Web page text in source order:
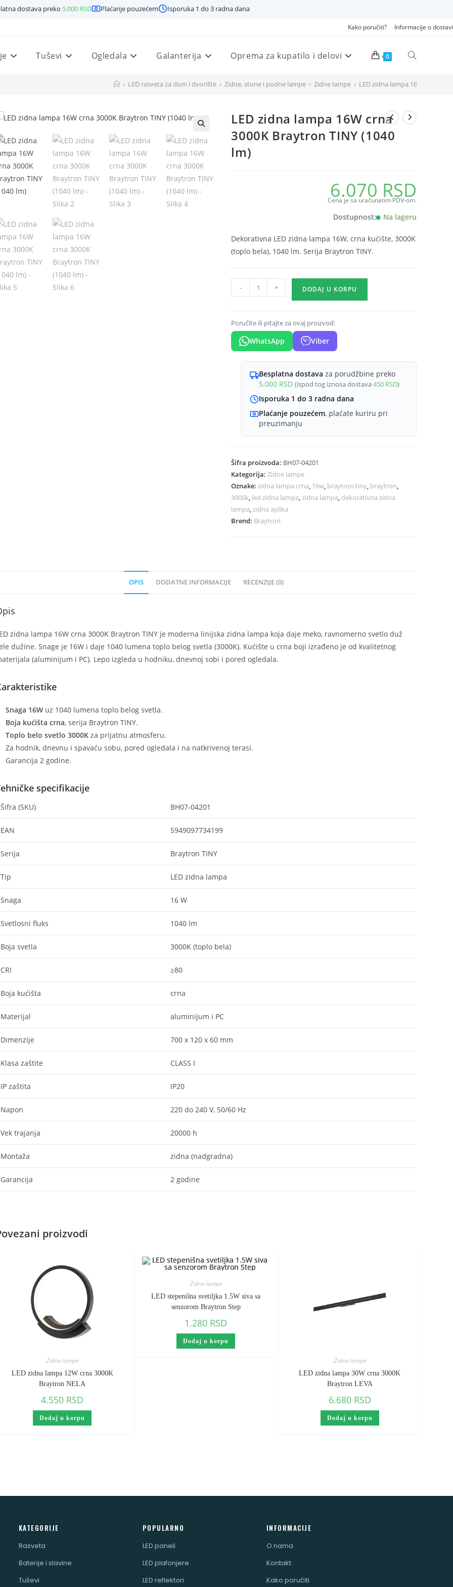
dostava preko 5.000 RSD Plaćanje pouzećem Isporuka 1 do 3 radna dana
Kako poručiti? Informacije o dostavi
Tuševi Ogledala Galanterija Oprema za kupatilo i delovi 0 Pretraži
› LED rasveta za dom i dvorište › Zidne, stone i podne lampe › Zidne lampe › LED zidna lampa 16W crna
LED zidna lampa 16W crna
3000K Braytron TINY (1040
lm)
6.070 RSD
Cena je sa uračunatim PDV-om.
Dostupnost: Na lageru
Dekorativna LED zidna lampa 16W, crna kućište, 3000K
(toplo bela), 1040 lm. Serija Braytron TINY.
zidna
16W
crna
3000K
Braytron
količina
- + DODAJ U KORPU
Poručite ili pitajte za ovaj proizvod:
WhatsApp Viber
Besplatna dostava za porudžbine preko
5.000 RSD (ispod tog iznosa dostava450 RSD)
Isporuka 1 do 3 radna dana
Plaćanje pouzećem, plaćate kuriru pri
preuzimanju
Šifra proizvoda: BH07-04201
Kategorija:Zidne lampe
Oznake:zidna lampa crna, 16w, braytron tiny, braytron,
3000k, led zidna lampa,zidna lampa, dekorativna zidna
lampa,zidna aplika
Brend: Braytron
OPIS DODATNE INFORMACIJE RECENZIJE (0)
zidna lampa 16W crna 3000K Braytron TINY je moderna linijska zidna lampa koja daje meko, ravnomerno svetlo duž
dužine. Snage je 16W i daje 1040 lumena toplo belog svetla (3000K). Kućište u crna boji izrađeno je od kvalitetnog
(aluminijum i PC). Lepo izgleda u hodniku, dnevnoj sobi i pored ogledala.
Snaga 16W uz 1040 lumena toplo belog svetla.
Boja kućišta crna, serija Braytron TINY.
Toplo belo svetlo 3000K za prijatnu atmosferu.
Za hodnik, dnevnu i spavaću sobu, pored ogledala i na natkrivenoj terasi.
Garancija 2 godine.
specifikacije
Šifra (SKU) BH07-04201
EAN 5949097734199
Serija Braytron TINY
Tip LED zidna lampa
Snaga 16 W
Svetlosni fluks 1040 lm
Boja svetla 3000K (toplo bela)
CRI ≥80
Boja kućišta crna
Materijal aluminijum i PC
Dimenzije 700 x 120 x 60 mm
Klasa zaštite CLASS I
IP zaštita IP20
Napon 220 do 240 V, 50/60 Hz
Vek trajanja 20000 h
Montaža zidna (nadgradna)
Garancija 2 godine
proizvodi
Zidne lampe
LED zidna lampa 12W crna 3000K
Braytron NELA
4.550 RSD
Dodaj u korpu
Zidne lampe
LED stepenišna svetiljka 1.5W siva sa
senzorom Braytron Step
1.280 RSD
Dodaj u korpu
Zidne lampe
LED zidna lampa 30W crna 3000K
Braytron LEVA
6.680 RSD
Dodaj u korpu
KATEGORIJE
Rasveta
Baterije i slavine
Tuševi
POPULARNO
LED paneli
LED plafonjere
LED reflektori
INFORMACIJE
O nama
Kontakt
Kako poručiti